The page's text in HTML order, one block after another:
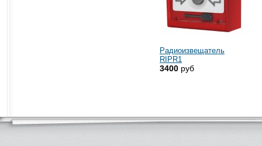
Радиоизвещатель
RIPR1
3400 руб